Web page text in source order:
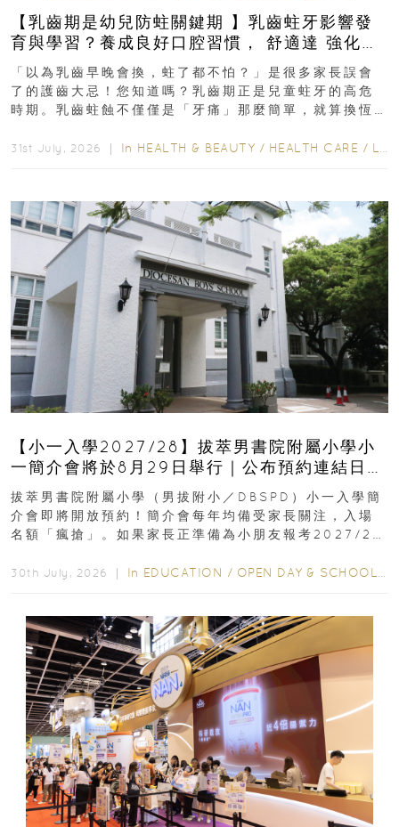
【乳齒期是幼兒防蛀關鍵期 】乳齒蛀牙影響發
育與學習？養成良好口腔習慣， 舒適達 強化琺
瑯質 兒童牙膏防護指南
「以為乳齒早晚會換，蛀了都不怕？」是很多家長誤會
了的護齒大忌！您知道嗎？乳齒期正是兒童蛀牙的高危
時期。乳齒蛀蝕不僅僅是「牙痛」那麼簡單，就算換恆
31st July, 2026 ｜ In HEALTH & BEAUTY / HEALTH CARE / LIFESTYLE
【小一入學2027/28】拔萃男書院附屬小學小
一簡介會將於8月29日舉行｜公布預約連結日期
｜更設有網上重溫
拔萃男書院附屬小學（男拔附小／DBSPD）小一入學簡
介會即將開放預約！簡介會每年均備受家長關注，入場
名額「瘋搶」。如果家長正準備為小朋友報考2027/28
30th July, 2026 ｜ In EDUCATION / OPEN DAY & SCHOOL EVENTS